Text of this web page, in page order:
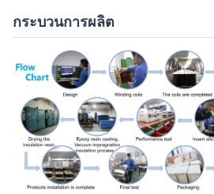
กระบวนการผลิต